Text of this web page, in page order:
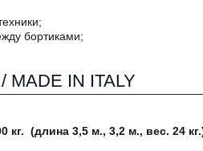
бортиками;
IN ITALY
кг. (длина 3,5 м., 3,2 м., вес. 24